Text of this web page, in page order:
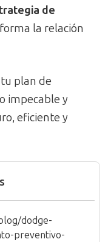
de
la relación
plan de
impecable y
eficiente y
dodge-
preventivo-